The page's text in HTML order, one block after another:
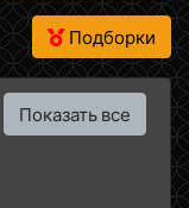
Подборки
Показать все